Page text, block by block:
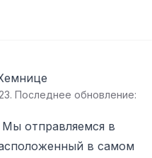
. Последнее обновление:
Мы отправляемся в
в самом